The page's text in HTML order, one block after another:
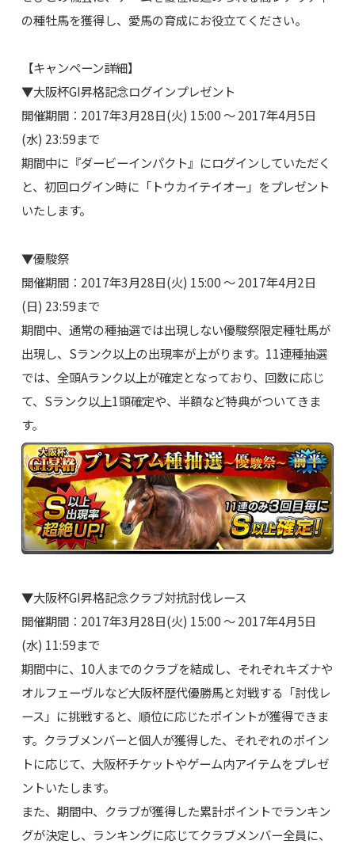
の種牡馬を獲得し、愛馬の育成にお役立てください。
【キャンペーン詳細】
▼大阪杯GI昇格記念ログインプレゼント
開催期間：2017年3月28日(火) 15:00 ～ 2017年4月5日
(水) 23:59まで
期間中に『ダービーインパクト』にログインしていただく
と、初回ログイン時に「トウカイテイオー」をプレゼント
いたします。
▼優駿祭
開催期間：2017年3月28日(火) 15:00 ～ 2017年4月2日
(日) 23:59まで
期間中、通常の種抽選では出現しない優駿祭限定種牡馬が
出現し、Sランク以上の出現率が上がります。11連種抽選
では、全頭Aランク以上が確定となっており、回数に応じ
て、Sランク以上1頭確定や、半額など特典がついてきま
す。
▼大阪杯GI昇格記念クラブ対抗討伐レース
開催期間：2017年3月28日(火) 15:00 ～ 2017年4月5日
(水) 11:59まで
期間中に、10人までのクラブを結成し、それぞれキズナや
オルフェーヴルなど大阪杯歴代優勝馬と対戦する「討伐レ
ース」に挑戦すると、順位に応じたポイントが獲得できま
す。クラブメンバーと個人が獲得した、それぞれのポイン
トに応じて、大阪杯チケットやゲーム内アイテムをプレゼ
ントいたします。
また、期間中、クラブが獲得した累計ポイントでランキン
グが決定し、ランキングに応じてクラブメンバー全員に、